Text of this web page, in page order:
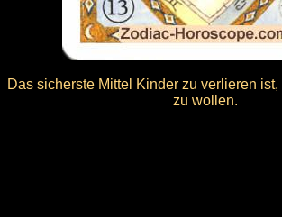
Das sicherste Mittel Kinder zu verlieren
zu wollen.